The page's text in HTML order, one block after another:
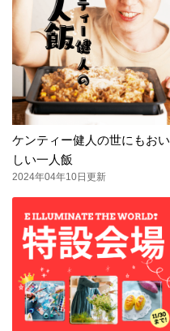
ケンティー健人の世にもおい
しい一人飯
2024年04年10日更新